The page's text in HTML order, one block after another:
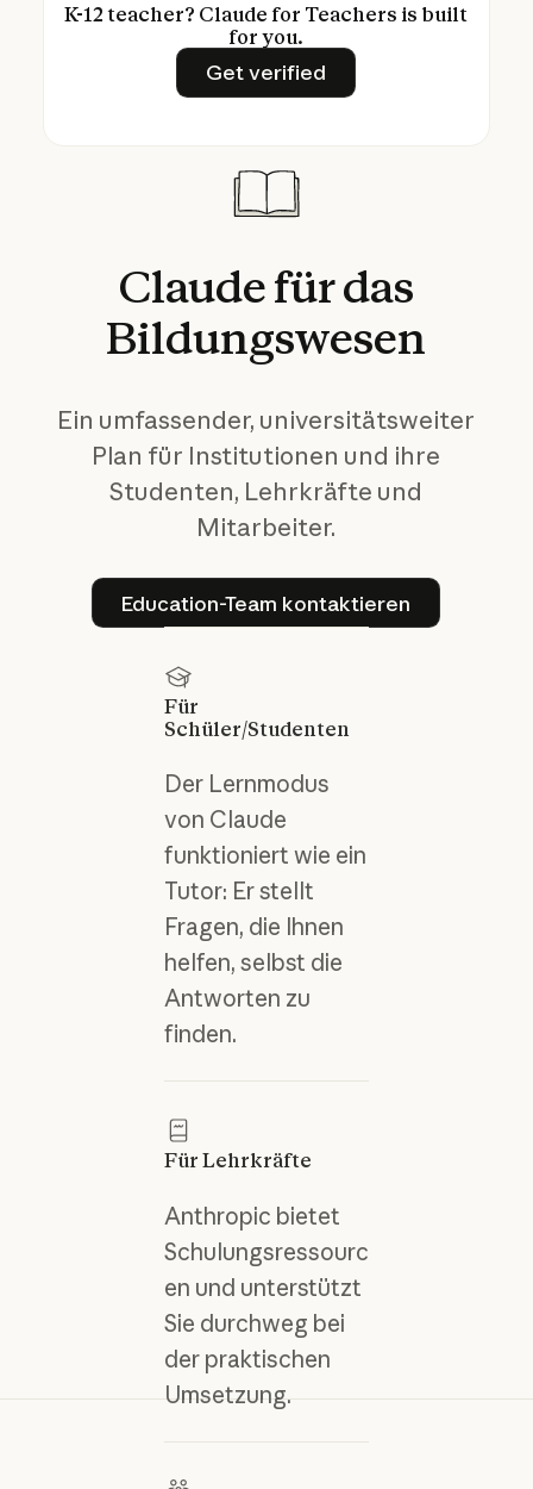
K-12 teacher? Claude for Teachers is built
for you.
Get verified
Get verified
Claudefürdas
Bildungswesen
Ein umfassender, universitätsweiter
Plan für Institutionen und ihre
Studenten, Lehrkräfte und
Mitarbeiter.
Education-Team kontaktieren
Education-Team
Für
Schüler/Studenten
Der Lernmodus
von Claude
funktioniert wie ein
Tutor: Er stellt
Fragen, die Ihnen
helfen, selbst die
Antworten zu
finden.
Für Lehrkräfte
Anthropic bietet
Schulungsressourc
en und unterstützt
Sie durchweg bei
der praktischen
Umsetzung.